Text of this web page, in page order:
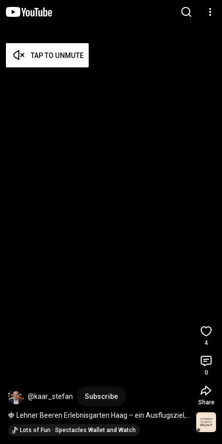
TAP TO UNMUTE
@kaar_stefan Subscribe
🍓 Lehner Beeren Erlebnisgarten Haag – ein Ausflugsziel,
das begeistert!
Lots of Fun · Spectacles Wallet and Watch
4
0
Share